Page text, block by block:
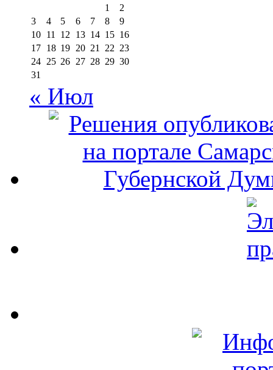
1
2
3
4 5 6 7 8
9
10 11 12 13 14 15 16
17 18 19 20 21 22 23
24 25 26 27 28 29 30
31
« Июл